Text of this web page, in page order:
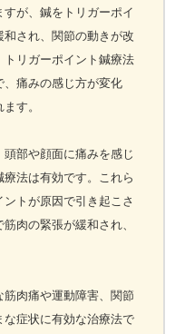
が、鍼をトリガーポイ
され、関節の動きが改
リガーポイント鍼療法
、痛みの感じ方が変化
す。
部や顔面に痛みを感じ
法は有効です。これら
トが原因で引き起こさ
肉の緊張が緩和され、
筋肉痛や運動障害、関節
症状に有効な治療法で